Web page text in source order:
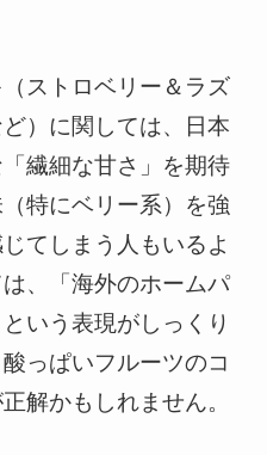
ストロベリー＆ラズ
）に関しては、日本
繊細な甘さ」を期待
特にベリー系）を強
てしまう人もいるよ
、「海外のホームパ
いう表現がしっくり
っぱいフルーツのコ
解かもしれません。